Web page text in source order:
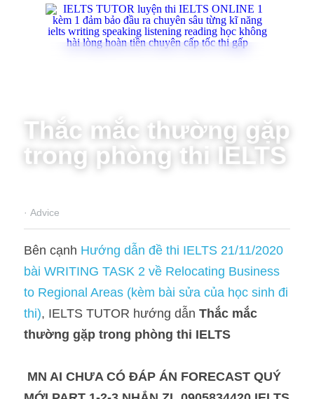
Thắc mắc thường gặp
trong phòng thi IELTS
· Advice
Bên cạnh Hướng dẫn đề thi IELTS 21/11/2020
bài WRITING TASK 2 về Relocating Business
to Regional Areas (kèm bài sửa của học sinh đi
thi), IELTS TUTOR hướng dẫn Thắc mắc
thường gặp trong phòng thi IELTS